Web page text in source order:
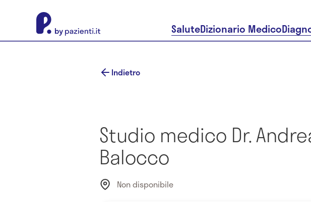
SaluteDizionario Medico
Indietro
Studio medico Dr.
Balocco
Non disponibile